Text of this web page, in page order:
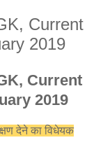
Current
2019
Current
2019
देने का विधेयक